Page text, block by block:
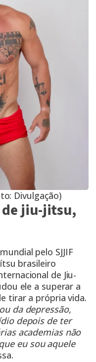
Divulgação)
jiu-jitsu,
pelo SJJIF
brasileiro
de Jiu-
ele a superar a
tirar a própria vida.
da depressão,
depois de ter
academias não
eu sou aquele